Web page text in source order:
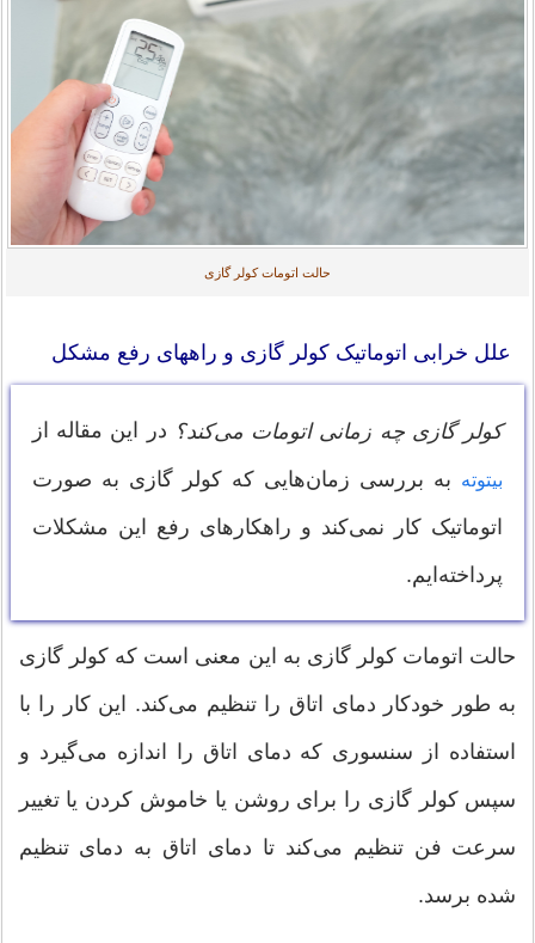
حالت اتومات کولر گازی
علل خرابی اتوماتیک کولر گازی و راههای رفع مشکل
کولر گازی چه زمانی اتومات می‌کند؟ در این مقاله از
بیتوته به بررسی زمان‌هایی که کولر گازی به صورت
اتوماتیک کار نمی‌کند و راهکارهای رفع این مشکلات
پرداخته‌ایم.
حالت اتومات کولر گازی به این معنی است که کولر گازی
به طور خودکار دمای اتاق را تنظیم می‌کند. این کار را با
استفاده از سنسوری که دمای اتاق را اندازه می‌گیرد و
سپس کولر گازی را برای روشن یا خاموش کردن یا تغییر
سرعت فن تنظیم می‌کند تا دمای اتاق به دمای تنظیم
شده برسد.